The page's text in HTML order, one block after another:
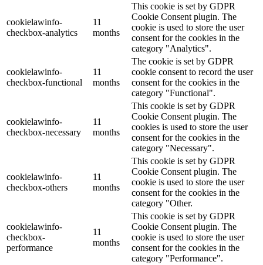
cookielawinfo-
checkbox-analytics
11
months
This cookie is set by GDPR
Cookie Consent plugin. The
cookie is used to store the user
consent for the cookies in the
category "Analytics".
cookielawinfo-
checkbox-functional
11
months
The cookie is set by GDPR
cookie consent to record the user
consent for the cookies in the
category "Functional".
cookielawinfo-
checkbox-necessary
11
months
This cookie is set by GDPR
Cookie Consent plugin. The
cookies is used to store the user
consent for the cookies in the
category "Necessary".
cookielawinfo-
checkbox-others
11
months
This cookie is set by GDPR
Cookie Consent plugin. The
cookie is used to store the user
consent for the cookies in the
category "Other.
cookielawinfo-
checkbox-
performance
11
months
This cookie is set by GDPR
Cookie Consent plugin. The
cookie is used to store the user
consent for the cookies in the
category "Performance".